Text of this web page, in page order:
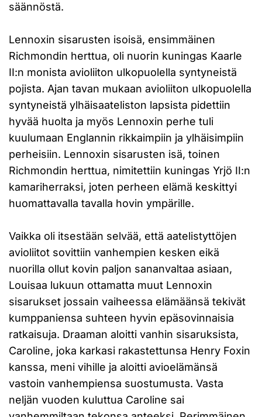
säännöstä.
Lennoxin sisarusten isoisä, ensimmäinen
Richmondin herttua, oli nuorin kuningas Kaarle
II:n monista avioliiton ulkopuolella syntyneistä
pojista. Ajan tavan mukaan avioliiton ulkopuolella
syntyneistä ylhäisaateliston lapsista pidettiin
hyvää huolta ja myös Lennoxin perhe tuli
kuulumaan Englannin rikkaimpiin ja ylhäisimpiin
perheisiin. Lennoxin sisarusten isä, toinen
Richmondin herttua, nimitettiin kuningas Yrjö II:n
kamariherraksi, joten perheen elämä keskittyi
huomattavalla tavalla hovin ympärille.
Vaikka oli itsestään selvää, että aatelistyttöjen
avioliitot sovittiin vanhempien kesken eikä
nuorilla ollut kovin paljon sananvaltaa asiaan,
Louisaa lukuun ottamatta muut Lennoxin
sisarukset jossain vaiheessa elämäänsä tekivät
kumppaniensa suhteen hyvin epäsovinnaisia
ratkaisuja. Draaman aloitti vanhin sisaruksista,
Caroline, joka karkasi rakastettunsa Henry Foxin
kanssa, meni vihille ja aloitti avioelämänsä
vastoin vanhempiensa suostumusta. Vasta
neljän vuoden kuluttua Caroline sai